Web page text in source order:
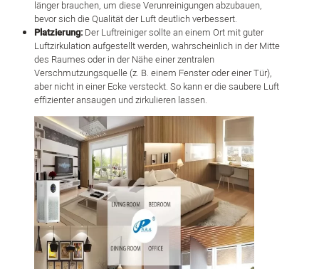
länger brauchen, um diese Verunreinigungen abzubauen,
bevor sich die Qualität der Luft deutlich verbessert.
Platzierung:Der Luftreiniger sollte an einem Ort mit guter
Luftzirkulation aufgestellt werden, wahrscheinlich in der Mitte
des Raumes oder in der Nähe einer zentralen
Verschmutzungsquelle (z. B. einem Fenster oder einer Tür),
aber nicht in einer Ecke versteckt. So kann er die saubere Luft
effizienter ansaugen und zirkulieren lassen.